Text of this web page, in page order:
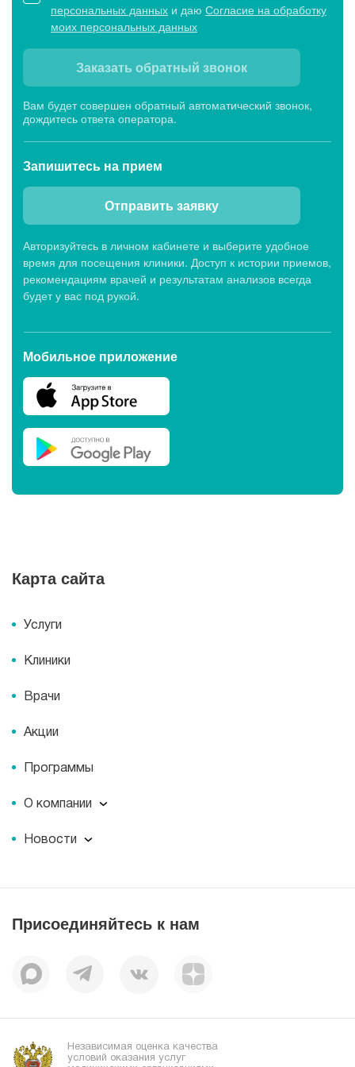
Верхнеторговой площади, 4 в Уфе
Будни: c 8:00 до 21:00, Сб: c 8:00 до 15:00,
Вс: c 9:00 до 15:00
персональных данных и даю Согласие на обработку
моих персональных данных
Заказать обратный звонок
Вам будет совершен обратный автоматический звонок,
дождитесь ответа оператора.
Запишитесь на прием
Отправить заявку
Авторизуйтесь в личном кабинете и выберите удобное
время для посещения клиники. Доступ к истории приемов,
рекомендациям врачей и результатам анализов всегда
будет у вас под рукой.
Мобильное приложение
Карта сайта
Услуги
Клиники
Врачи
Акции
Программы
О компании
О компании
Пациентам
Миссия
Корпоративная социальная ответственность
Наши преимущества
Новости
Пресс-центр
Присоединяйтесь к нам
Независимая оценка качества
условий оказания услуг